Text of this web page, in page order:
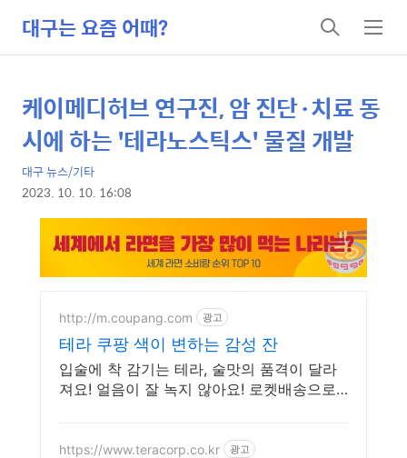
대구는 요즘 어때?
검
색
메
뉴
상
세
텐
본
문
제
목
케이메디허브 연구진, 암 진단·치료 동
시에 하는 '테라노스틱스' 물질 개발
대구 뉴스/기타
2023. 10. 10. 16:08
http://m.coupang.com 광고
테라 쿠팡 색이 변하는 감성 잔
입술에 착 감기는 테라, 술맛의 품격이 달라
져요! 얼음이 잘 녹지 않아요! 로켓배송으로
https://www.teracorp.co.kr 광고